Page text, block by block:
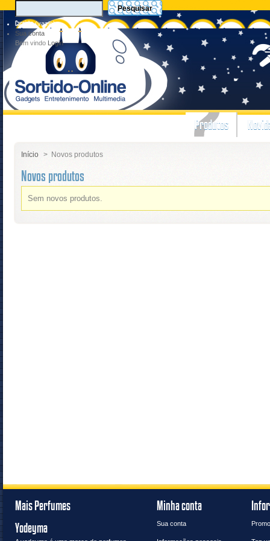
Carrinho (vazio)
Sua conta
Bem vindo Login
Produtos
Início > Novos produtos
Novos produtos
Sem novos produtos.
Mais Perfumes
Yodeyma
Minha conta
Sua conta